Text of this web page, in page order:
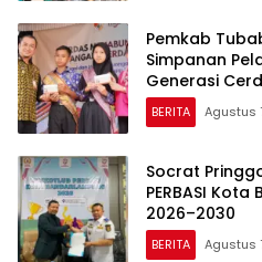
Pemkab
Simpanan
Generasi
BERITA Agustus
Socrat
PERBASI
2026–2030
BERITA Agustus